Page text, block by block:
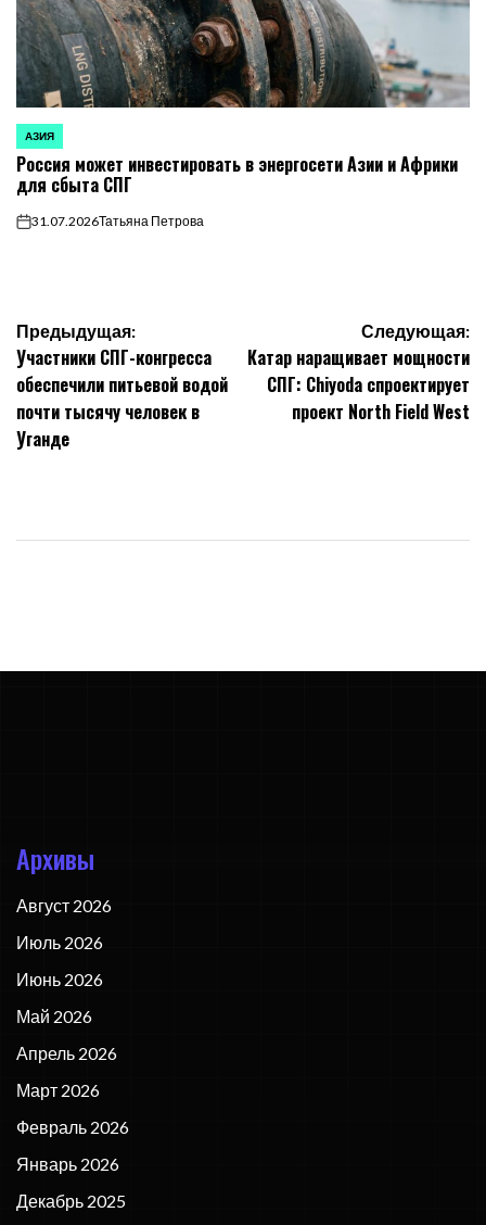
ОПУБЛИКОВАНО
В
АЗИЯ
Россия может инвестировать в энергосети Азии и Африки
для сбыта СПГ
on31.07.2026Татьяна Петрова
Навигация
по
записям
Предыдущая:
Участники СПГ-конгресса
обеспечили питьевой водой
почти тысячу человек в
Уганде
Следующая:
Катар наращивает мощности
СПГ: Chiyoda спроектирует
проект North Field West
Архивы
Август 2026
Июль 2026
Июнь 2026
Май 2026
Апрель 2026
Март 2026
Февраль 2026
Январь 2026
Декабрь 2025